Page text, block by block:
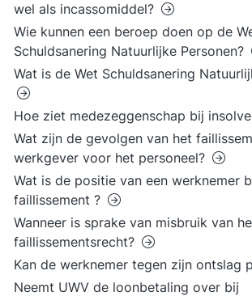
wel als incassomiddel?
Wie kunnen een beroep doen op de
Schuldsanering Natuurlijke Personen?
Wat is de Wet Schuldsanering
Hoe ziet medezeggenschap bij
Wat zijn de gevolgen van het
werkgever voor het personeel?
Wat is de positie van een werknemer
faillissement ?
Wanneer is sprake van misbruik van
faillissementsrecht?
Kan de werknemer tegen zijn ontslag
Neemt UWV de loonbetaling over bij